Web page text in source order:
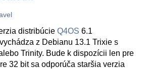
distribúcie Q4OS 6.1
z Debianu 13.1 Trixie s
Trinity. Bude k dispozícii len pre
32 bit sa odporúča staršia verzia